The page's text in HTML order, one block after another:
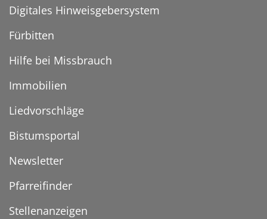
Digitales Hinweisgebersystem
Fürbitten
Hilfe bei Missbrauch
Immobilien
Liedvorschläge
Bistumsportal
Newsletter
Pfarreifinder
Stellenanzeigen